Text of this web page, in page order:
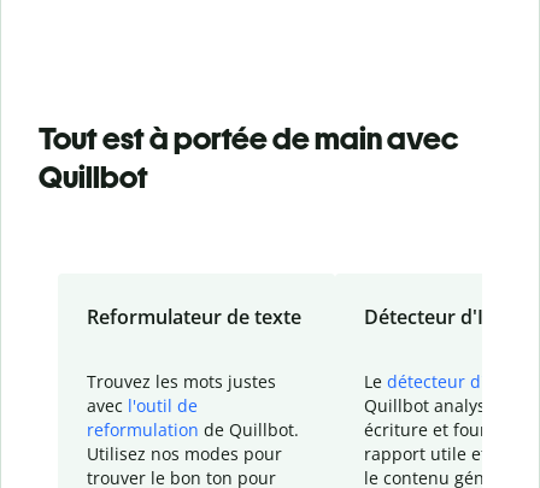
Tout est à portée de main avec
Quillbot
Reformulateur de texte
Trouvez les mots justes
avec l'outil de
reformulation de Quillbot.
Utilisez nos modes pour
trouver le bon ton pour
Détecteur d'IA
Le détecteur d'IA
Quillbot analyse votre
écriture et fournit un
rapport utile et
le contenu généré